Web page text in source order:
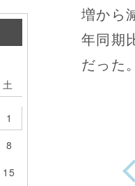
土
1
8
15
増から
年同期
だった